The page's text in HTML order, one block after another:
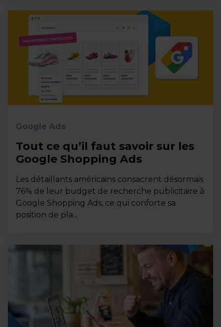
Google Ads
Tout ce qu’il faut savoir sur les
Google Shopping Ads
Les détaillants américains consacrent désormais
76% de leur budget de recherche publicitaire à
Google Shopping Ads, ce qui conforte sa
position de pla...